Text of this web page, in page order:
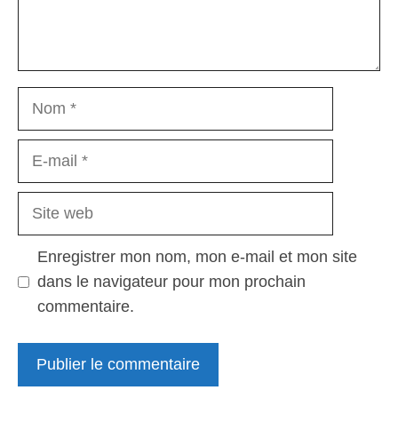
Nom
Site
Enregistrer mon nom, mon e-mail et mon site
dans le navigateur pour mon prochain
commentaire.